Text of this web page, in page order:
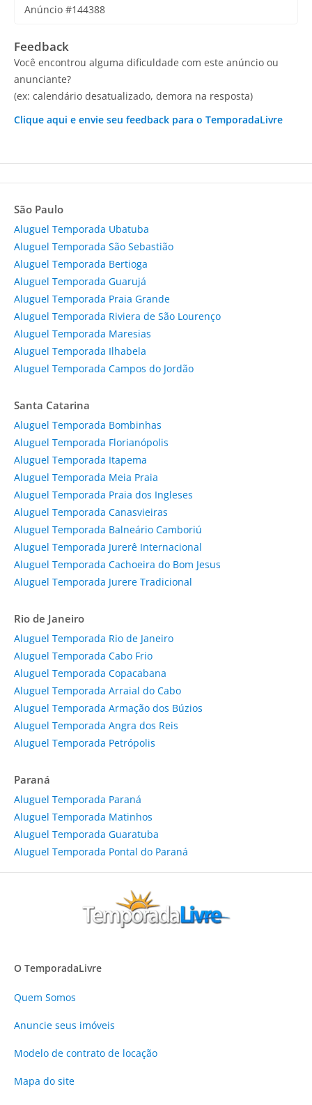
Anúncio #144388
Feedback
Você encontrou alguma dificuldade com este anúncio ou
anunciante?
(ex: calendário desatualizado, demora na resposta)
Clique aqui e envie seu feedback para o TemporadaLivre
São Paulo
Aluguel Temporada Ubatuba
Aluguel Temporada São Sebastião
Aluguel Temporada Bertioga
Aluguel Temporada Guarujá
Aluguel Temporada Praia Grande
Aluguel Temporada Riviera de São Lourenço
Aluguel Temporada Maresias
Aluguel Temporada Ilhabela
Aluguel Temporada Campos do Jordão
Santa Catarina
Aluguel Temporada Bombinhas
Aluguel Temporada Florianópolis
Aluguel Temporada Itapema
Aluguel Temporada Meia Praia
Aluguel Temporada Praia dos Ingleses
Aluguel Temporada Canasvieiras
Aluguel Temporada Balneário Camboriú
Aluguel Temporada Jurerê Internacional
Aluguel Temporada Cachoeira do Bom Jesus
Aluguel Temporada Jurere Tradicional
Rio de Janeiro
Aluguel Temporada Rio de Janeiro
Aluguel Temporada Cabo Frio
Aluguel Temporada Copacabana
Aluguel Temporada Arraial do Cabo
Aluguel Temporada Armação dos Búzios
Aluguel Temporada Angra dos Reis
Aluguel Temporada Petrópolis
Paraná
Aluguel Temporada Paraná
Aluguel Temporada Matinhos
Aluguel Temporada Guaratuba
Aluguel Temporada Pontal do Paraná
O TemporadaLivre
Quem Somos
Anuncie seus imóveis
Modelo de contrato de locação
Mapa do site